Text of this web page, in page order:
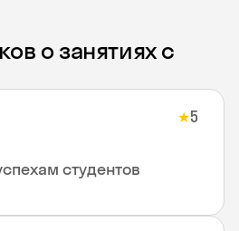
о занятиях с
★5
студентов